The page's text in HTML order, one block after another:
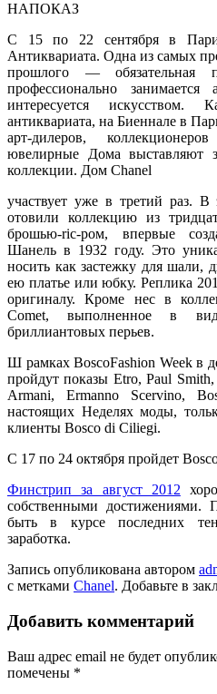
НАПОКАЗ
С 15 по 22 сентября в
Антиквариата. Одна из самых
прошлого — обязательная
профессионально
интересуется
антиквариата, на Биеннале в
арт-дилеров,
ювелирные Дома выставляют
коллекции. Дом Chanel
участвует уже в третий раз. В
отовили коллекцию из
брошью-ric-ром, впервые
Шанель в 1932 году. Это
носить как застежку для шали,
ею платье или юбку. Реплика
оригиналу. Кроме нес в
Comet, выполненное в
бриллиантовых перьев.
Ш рамках BoscoFashion Week в
пройдут показы Etro, Paul
Armani, Ermanno Scervino,
настоящих Неделях моды,
клиенты Bosco di Ciliegi.
С 17 по 24 октября пройдет
Финстрип за август 2012
собственными достижениями.
быть в курсе последних
заработка.
Запись опубликована автором
с метками Chanel. Добавьте в
Добавить комментарий
Ваш адрес email не будет
помечены *